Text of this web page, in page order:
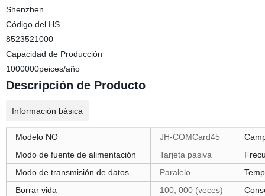
Shenzhen
Código del HS
8523521000
Capacidad de Producción
1000000peices/año
Descripción de Producto
Información básica
Modelo NO JH-COMCard45
Modo de fuente de alimentación
Tarjeta pasiva
Modo de transmisión de datos
Paralelo
Borrar vida
100, 000 (veces)